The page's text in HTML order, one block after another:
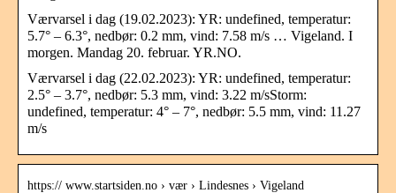
Værvarsel i dag (19.02.2023): YR: undefined, temperatur:
5.7° – 6.3°, nedbør: 0.2 mm, vind: 7.58 m/s … Vigeland. I
morgen. Mandag 20. februar. YR.NO.
Værvarsel i dag (22.02.2023): YR: undefined, temperatur:
2.5° – 3.7°, nedbør: 5.3 mm, vind: 3.22 m/sStorm:
undefined, temperatur: 4° – 7°, nedbør: 5.5 mm, vind: 11.27
m/s
https:// www.startsiden.no › vær › Lindesnes › Vigeland